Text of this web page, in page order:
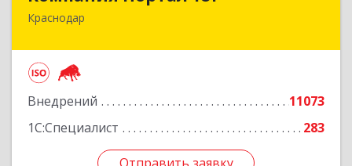
Краснодар
Внедрений
11073
1С:Специалист
283
350020, Краснодарский край, Краснодар г,